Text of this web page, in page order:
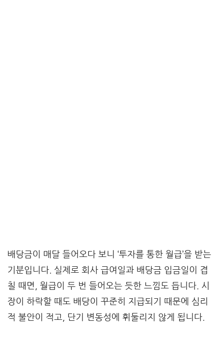
배당금이 매달 들어오다 보니 ‘투자를 통한 월급’을 받는
기분입니다. 실제로 회사 급여일과 배당금 입금일이 겹
칠 때면, 월급이 두 번 들어오는 듯한 느낌도 듭니다. 시
장이 하락할 때도 배당이 꾸준히 지급되기 때문에 심리
적 불안이 적고, 단기 변동성에 휘둘리지 않게 됩니다.